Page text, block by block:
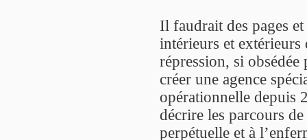
Il faudrait des pages
intérieurs et extérieurs
répression, si obsédée
créer une agence
opérationnelle depuis
décrire les parcours
perpétuelle et à